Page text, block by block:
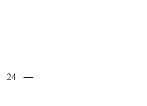
24 —